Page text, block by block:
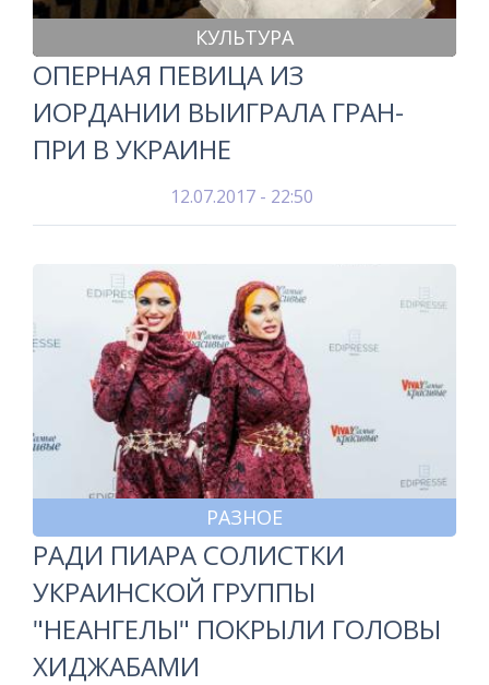
КУЛЬТУРА
ОПЕРНАЯ ПЕВИЦА ИЗ
ИОРДАНИИ ВЫИГРАЛА ГРАН-
ПРИ В УКРАИНЕ
12.07.2017 - 22:50
РАЗНОЕ
РАДИ ПИАРА СОЛИСТКИ
УКРАИНСКОЙ ГРУППЫ
"НЕАНГЕЛЫ" ПОКРЫЛИ ГОЛОВЫ
ХИДЖАБАМИ